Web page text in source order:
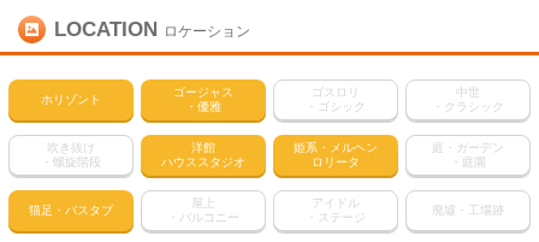
LOCATION ロケーション
ホリゾント
ゴージャス
・優雅
ゴスロリ
・ゴシック
中世
・クラシック
吹き抜け
・螺旋階段
洋館
ハウススタジオ
姫系・メルヘン
ロリータ
庭・ガーデン
・庭園
猫足・バスタブ
屋上
・バルコニー
アイドル
・ステージ
廃墟・工場跡